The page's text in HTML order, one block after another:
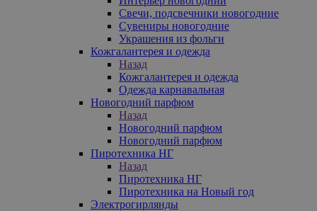
Свечи, подсвечники новогодние
Сувениры новогодние
Украшения из фольги
Кожгалантерея и одежда
Назад
Кожгалантерея и одежда
Одежда карнавальная
Новогодний парфюм
Назад
Новогодний парфюм
Новогодний парфюм
Пиротехника НГ
Назад
Пиротехника НГ
Пиротехника на Новый год
Электрогирлянды